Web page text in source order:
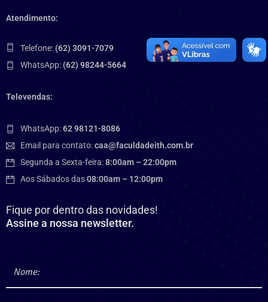
Atendimento:
Telefone: (62) 3091-7079
WhatsApp: (62) 98244-5664
Televendas:
WhatsApp:62 98121-8086
Email para contato:caa@faculdadeith.com.br
Segunda a Sexta-feira:8:00am – 22:00pm
Aos Sábados das08:00am – 12:00pm
Fique por dentro das novidades!
Assine a nossa newsletter.